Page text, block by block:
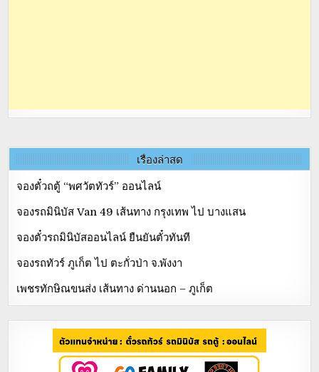
เรื่องล่าสุด
จองตั๋วถตู้ “พศวัตทัวร์” ออนไลน์
จองรถมินิบัส Van 49 เส้นทาง กรุงเทพ ไป บางแสน
จองตั๋วรถมินิบัสออนไลน์ ยืนยันตั๋วทันที
จองรถทัวร์ ภูเก็ต ไป ตะกั่วป่า จ.พังงา
เพชรทักษิณขนส่ง เส้นทาง ด่านนอก – ภูเก็ต